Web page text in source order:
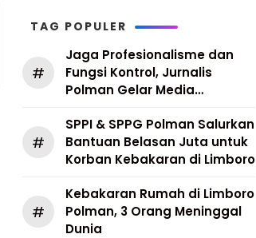
TAG POPULER
#
Jaga Profesionalisme dan
Fungsi Kontrol, Jurnalis
Polman Gelar Media
#
SPPI & SPPG Polman Salurkan
Bantuan Belasan Juta untuk
Korban Kebakaran di Limboro
#
Kebakaran Rumah di Limboro
Polman, 3 Orang Meninggal
Dunia